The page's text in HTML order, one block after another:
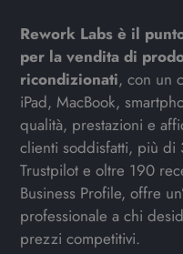
Rework Labs è il
per la vendita di
ricondizionati, con un
iPad, MacBook,
qualità, prestazioni e
clienti soddisfatti, più di
Trustpilot e oltre 190
Business Profile, offre
professionale a chi
prezzi competitivi.